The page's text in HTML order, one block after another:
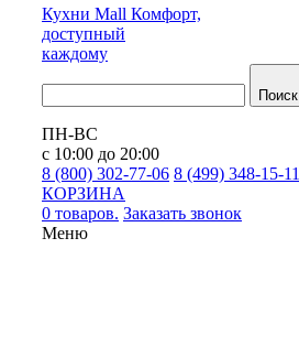
Кухни Mall Комфорт,
доступный
каждому
Поиск
ПН-ВС
с 10:00 до 20:00
8 (800) 302-77-06 8 (499) 348-15-11
КОРЗИНА
0 товаров. Заказать звонок
Меню